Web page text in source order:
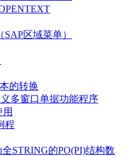
区域菜单）
的转换
多窗口单据功能程序
程
STRING的PO(PI)结构数